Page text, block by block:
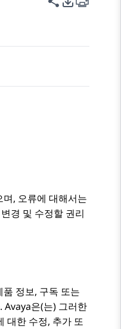
, 오류에 대해서는
경 및 수정할 권리
정보, 구독 또는
Avaya은(는) 그러한
대한 수정, 추가 또